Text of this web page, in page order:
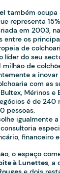
também ocupa
representa
em 2003,
entre os
de
líder do seu
milhão de
a inovar
com as
Mérinos e
é de 240
pessoas.
igualmente a
financeiro
o espaço
à Lunettes, a